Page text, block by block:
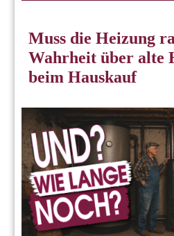
Muss die Heizung
Wahrheit über alte
beim Hauskauf